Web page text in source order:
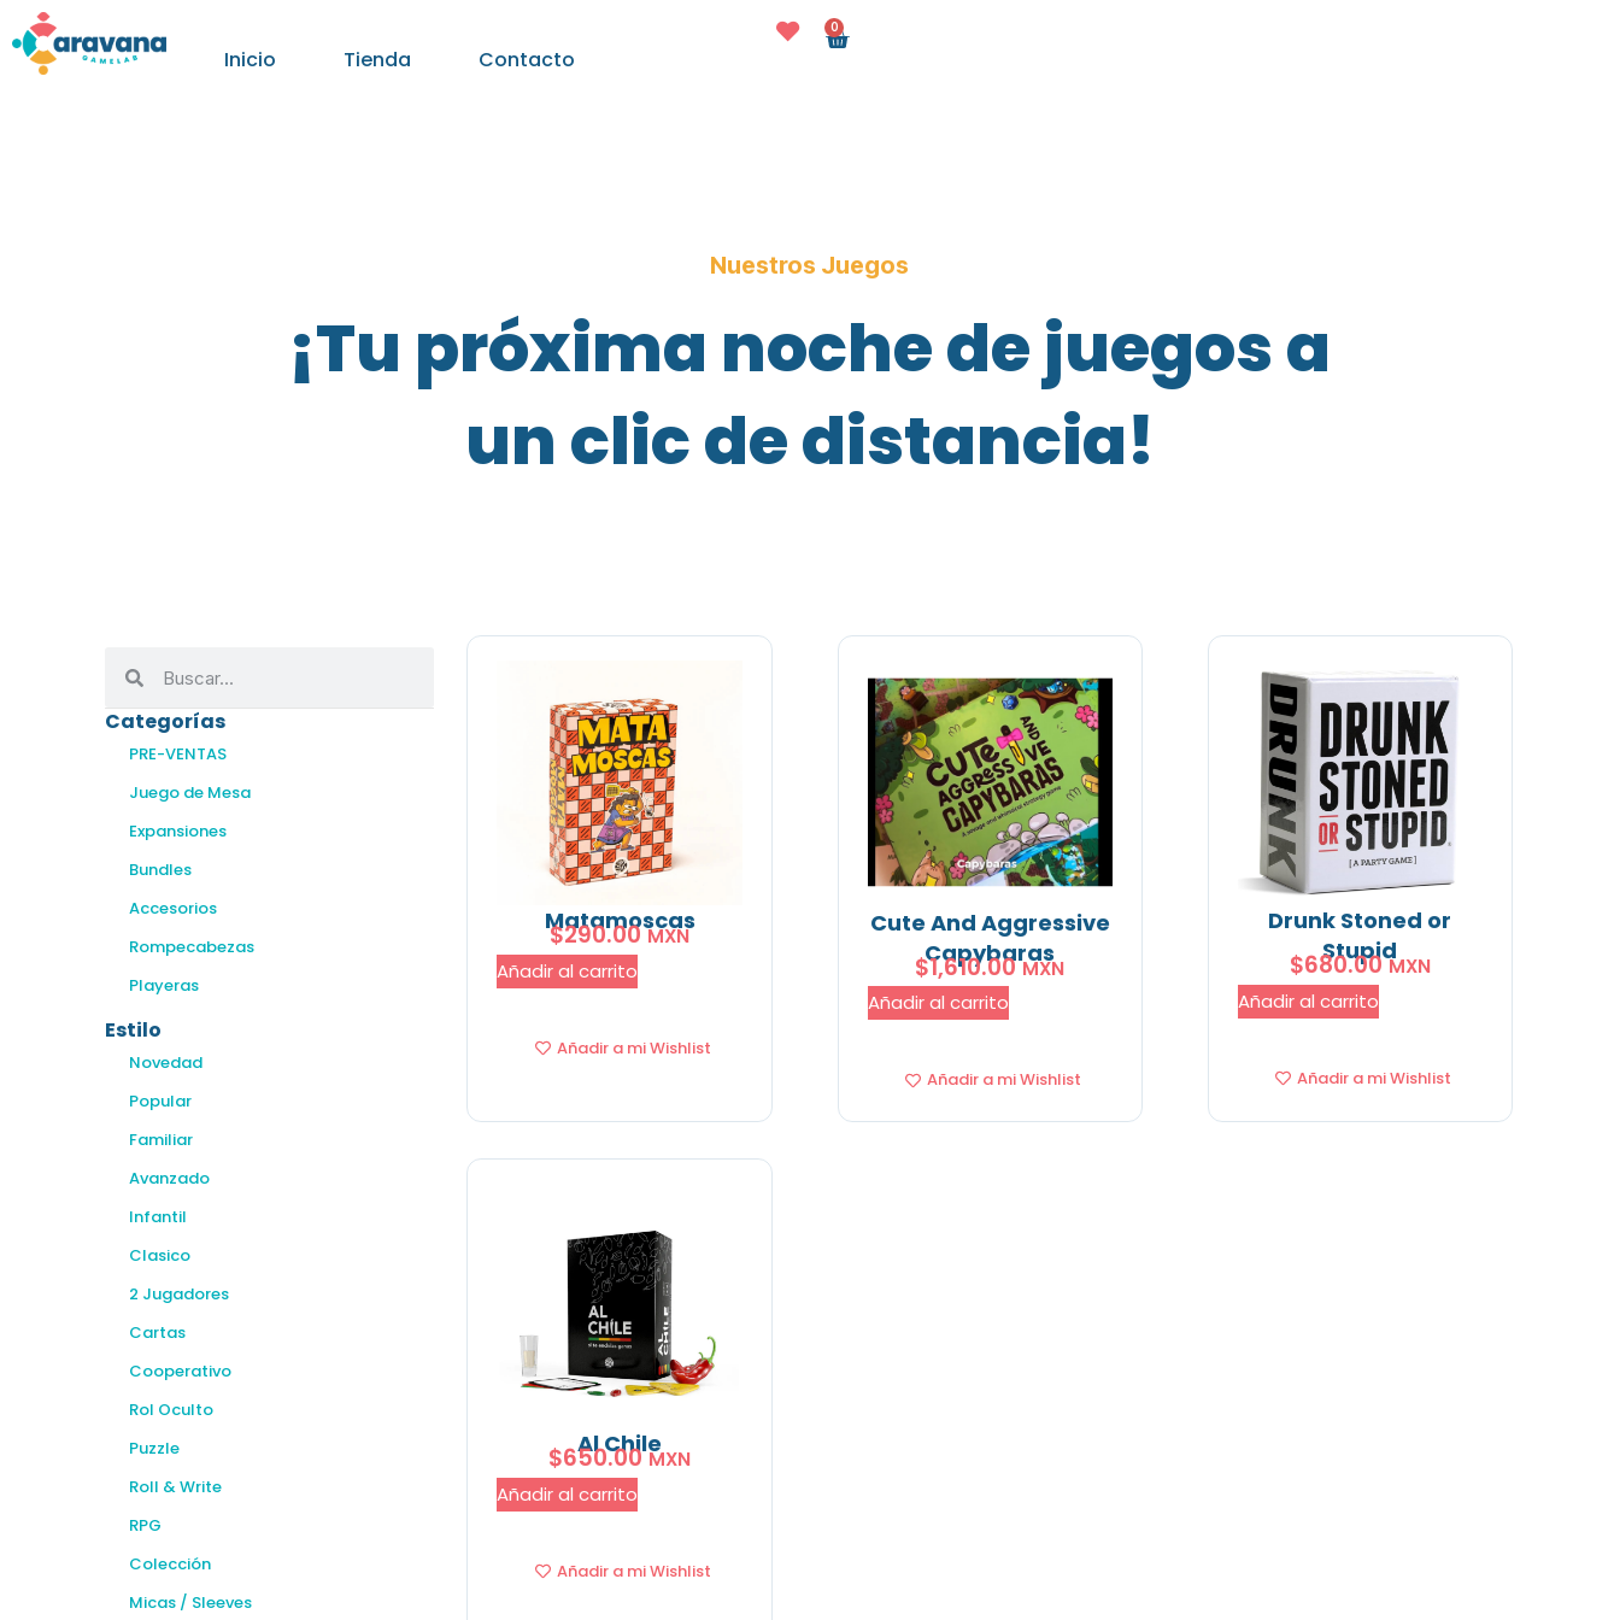
Inicio Tienda Contacto
0
Nuestros Juegos
¡Tu próxima noche de juegos a
un clic de distancia!
Categorías
PRE-VENTAS
Juego de Mesa
Expansiones
Bundles
Accesorios
Rompecabezas
Playeras
Estilo
Novedad
Popular
Familiar
Avanzado
Infantil
Clasico
2 Jugadores
Cartas
Cooperativo
Rol Oculto
Puzzle
Roll & Write
RPG
Colección
Micas / Sleeves
Matamoscas
$290.00 MXN
Añadir al carrito
Añadir a mi Wishlist
Cute And Aggressive
Capybaras
$1,610.00 MXN
Añadir al carrito
Añadir a mi Wishlist
Drunk Stoned or
Stupid
$680.00 MXN
Añadir al carrito
Añadir a mi Wishlist
Al Chile
$650.00 MXN
Añadir al carrito
Añadir a mi Wishlist